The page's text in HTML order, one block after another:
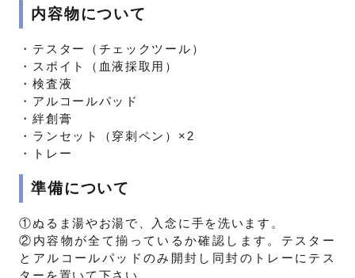
内容物について
・テスター（チェックツール）
・スポイト（血液採取用）
・検査液
・アルコールパッド
・絆創膏
・ランセット（穿刺ペン）×2
・トレー
準備について
①ぬるま湯やお湯で、入念に手を洗います。
②内容物が全て揃っているか確認します。テスター
とアルコールパッドのみ開封し同封のトレーにテス
ターを置いて下さい。